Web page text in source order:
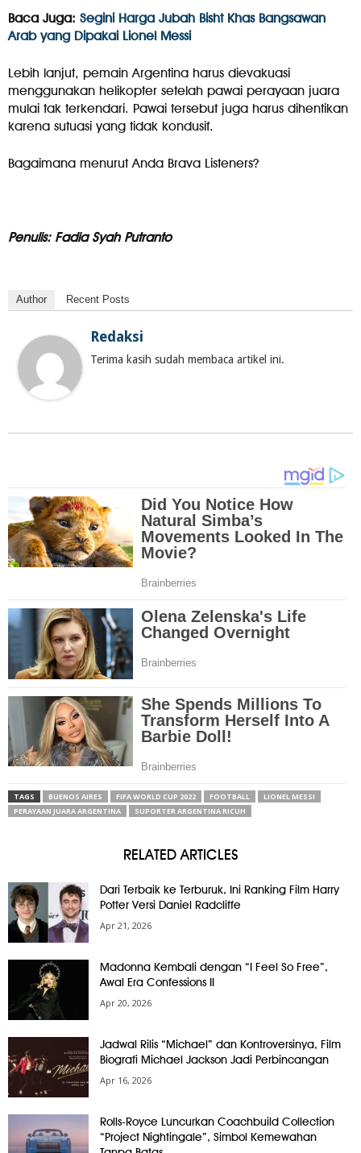
Baca Juga: Segini Harga Jubah Bisht Khas Bangsawan
Arab yang Dipakai Lionel Messi
Lebih lanjut, pemain Argentina harus dievakuasi
menggunakan helikopter setelah pawai perayaan juara
mulai tak terkendari. Pawai tersebut juga harus dihentikan
karena sutuasi yang tidak kondusif.
Bagaimana menurut Anda Brava Listeners?
Penulis: Fadia Syah Putranto
Author Recent Posts
Redaksi
Terima kasih sudah membaca artikel ini.
TAGS BUENOS AIRES FIFA WORLD CUP 2022 FOOTBALL
LIONEL MESSI
PERAYAAN JUARA ARGENTINA
SUPORTER ARGENTINA RICUH
RELATED ARTICLES
Dari Terbaik ke Terburuk, Ini Ranking Film Harry
Potter Versi Daniel Radcliffe
Apr 21, 2026
Madonna Kembali dengan “I Feel So Free”,
Awal Era Confessions II
Apr 20, 2026
Jadwal Rilis “Michael” dan Kontroversinya, Film
Biografi Michael Jackson Jadi Perbincangan
Apr 16, 2026
Rolls-Royce Luncurkan Coachbuild Collection
“Project Nightingale”, Simbol Kemewahan